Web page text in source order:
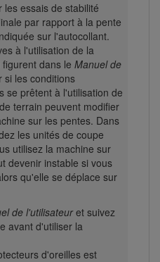
essais de stabilité
par rapport à la pente
sur l'autocollant.
à l'utilisation de la
dans le Manuel de
les conditions
se prêtent à l'utilisation de
terrain peuvent modifier
sur les pentes. Dans
les unités de coupe
utilisez la machine sur
devenir instable si vous
qu'elle se déplace sur
de l'utilisateuret suivez
avant d'utiliser la
d'oreilles est